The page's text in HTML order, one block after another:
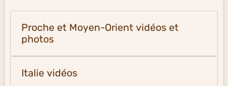
Proche et Moyen-Orient vidéos et
photos
Italie vidéos